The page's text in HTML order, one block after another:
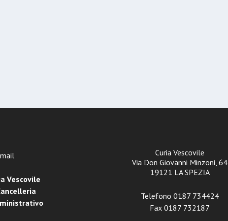
Vescovile
Curia Vescovile
Via Don Giovanni Minzoni, 64
19121 LA SPEZIA
Telefono 0187 734424
Fax 0187 732187